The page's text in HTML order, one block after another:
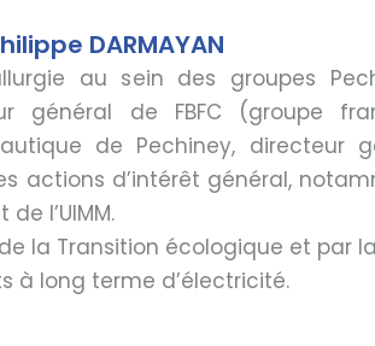
DARMAYAN
au sein des groupes
général de FBFC (groupe
de Pechiney, directeur
actions d’intérêt général,
l’UIMM.
la Transition écologique et par
à long terme d’électricité.